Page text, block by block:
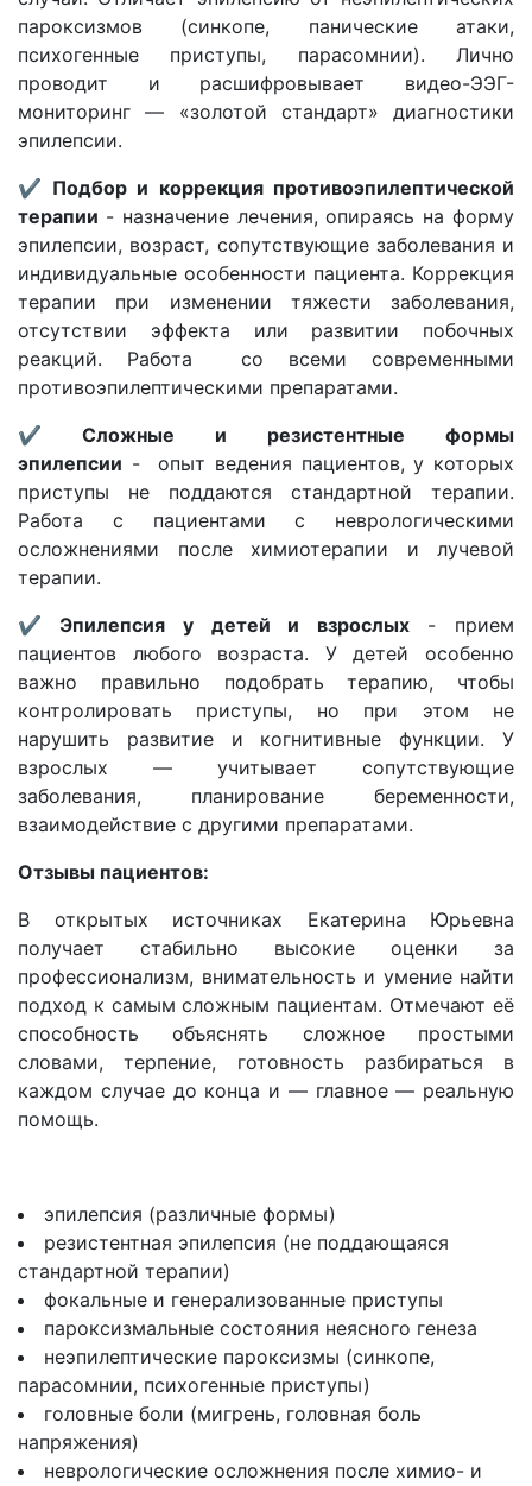
пароксизмов (синкопе, панические атаки,
психогенные приступы, парасомнии). Лично
проводит и расшифровывает видео-ЭЭГ-
мониторинг — «золотой стандарт» диагностики
эпилепсии.
✔︎ Подбор и коррекция противоэпилептической
терапии - назначение лечения, опираясь на форму
эпилепсии, возраст, сопутствующие заболевания и
индивидуальные особенности пациента. Коррекция
терапии при изменении тяжести заболевания,
отсутствии эффекта или развитии побочных
реакций. Работа со всеми современными
противоэпилептическими препаратами.
✔︎ Сложные и резистентные формы
эпилепсии - опыт ведения пациентов, у которых
приступы не поддаются стандартной терапии.
Работа с пациентами с неврологическими
осложнениями после химиотерапии и лучевой
терапии.
✔︎ Эпилепсия у детей и взрослых - прием
пациентов любого возраста. У детей особенно
важно правильно подобрать терапию, чтобы
контролировать приступы, но при этом не
нарушить развитие и когнитивные функции. У
взрослых — учитывает сопутствующие
заболевания, планирование беременности,
взаимодействие с другими препаратами.
Отзывы пациентов:
В открытых источниках Екатерина Юрьевна
получает стабильно высокие оценки за
профессионализм, внимательность и умение найти
подход к самым сложным пациентам. Отмечают её
способность объяснять сложное простыми
словами, терпение, готовность разбираться в
каждом случае до конца и — главное — реальную
помощь.
эпилепсия (различные формы)
резистентная эпилепсия (не поддающаяся
стандартной терапии)
фокальные и генерализованные приступы
пароксизмальные состояния неясного генеза
неэпилептические пароксизмы (синкопе,
парасомнии, психогенные приступы)
головные боли (мигрень, головная боль
напряжения)
неврологические осложнения после химио- и